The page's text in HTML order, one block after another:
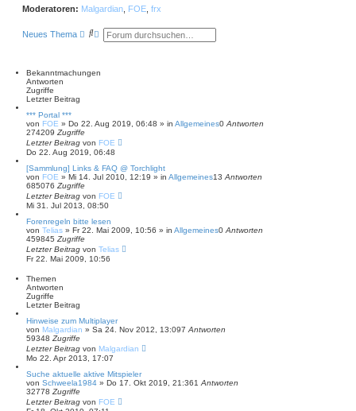
Moderatoren: Malgardian FOE frx
Neues Thema
S
e
E
i
S
c
h
e
Bekanntmachungen
Antworten
Zugriffe
Letzter Beitrag
*** Portal ***
von FOE » Do 22. Aug 2019, 06:48 » in Allgemeines0 Antworten
274209 Zugriffe
Letzter Beitrag von FOE
Do 22. Aug 2019, 06:48
[Sammlung] Links & FAQ @ Torchlight
von FOE » Mi 14. Jul 2010, 12:19 » in Allgemeines13 Antworten
685076 Zugriffe
Letzter Beitrag von FOE
Mi 31. Jul 2013, 08:50
Forenregeln bitte lesen
von Telias » Fr 22. Mai 2009, 10:56 » in Allgemeines0 Antworten
459845 Zugriffe
Letzter Beitrag von Telias
Fr 22. Mai 2009, 10:56
Themen
Antworten
Zugriffe
Letzter Beitrag
Hinweise zum Multiplayer
von Malgardian » Sa 24. Nov 2012, 13:097 Antworten
59348 Zugriffe
Letzter Beitrag von Malgardian
Mo 22. Apr 2013, 17:07
Suche aktuelle aktive Mitspieler
von Schweela1984 » Do 17. Okt 2019, 21:361 Antworten
32778 Zugriffe
Letzter Beitrag von FOE